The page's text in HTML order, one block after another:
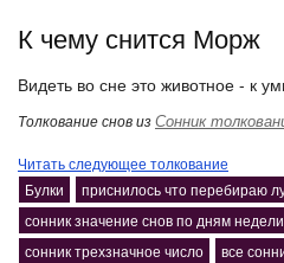
К чему снится Морж
Видеть во сне это животное - к
Толкование снов изСонник
Читать следующее толкование
Булки
приснилось что перебираю
сонник значение снов по дням
сонник трехзначное число
все